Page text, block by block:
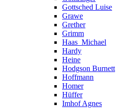
Gottsched Luise
Grawe
Grether
Grimm
Haas_Michael
Hardy
Heine
Hodgson Burnett
Hoffmann
Homer
Hüffer
Imhof Agnes